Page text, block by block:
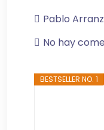
Pablo Arranz
No hay
BESTSELLER NO. 1